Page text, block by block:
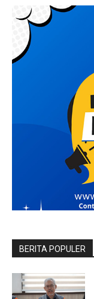
BERITA POPULER